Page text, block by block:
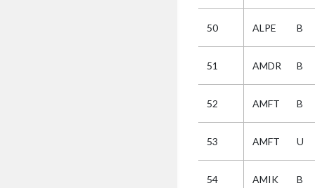
50 ALPE B
51 AMDR B
52 AMFT B
53 AMFT U
54 AMIK B